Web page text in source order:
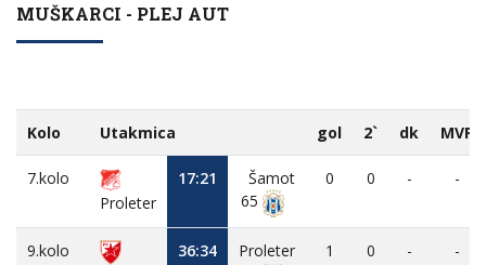
MUŠKARCI - PLEJ AUT
Kolo Utakmica gol 2` dk MVP
7.kolo
Proleter
17:21
Šamot
65
0 0 - -
9.kolo
36:34 Proleter 1 0 - -